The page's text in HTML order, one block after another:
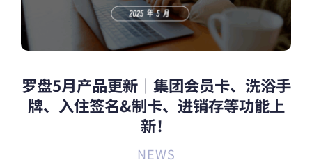
罗盘5月产品更新｜集团会员卡、洗浴手
牌、入住签名&制卡、进销存等功能上
新！
NEWS